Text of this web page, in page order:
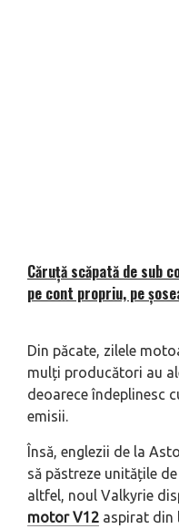
Căruță scăpată de sub
pe cont propriu, pe
Din păcate, zilele
mulți producători au
deoarece îndeplinesc
emisii.
Însă, englezii de la
să păstreze unitățile
altfel, noul Valkyrie
motor V12 aspirat din